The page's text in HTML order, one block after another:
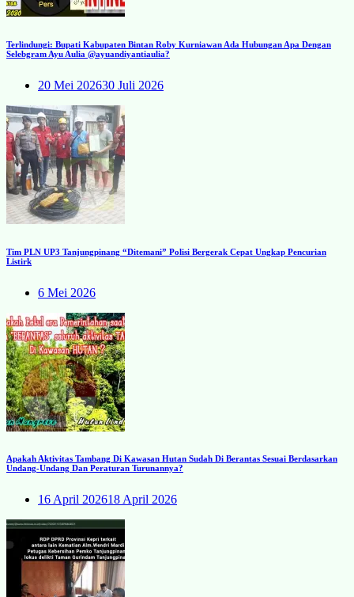
Terlindungi: Bupati Kabupaten Bintan Roby Kurniawan Ada Hubungan Apa Dengan
Selebgram Ayu Aulia @ayuandiyantiaulia?
20 Mei 202630 Juli 2026
Tim PLN UP3 Tanjungpinang “Ditemani” Polisi Bergerak Cepat Ungkap Pencurian
Listirk
6 Mei 2026
Apakah Aktivitas Tambang Di Kawasan Hutan Sudah Di Berantas Sesuai Berdasarkan
Undang-Undang Dan Peraturan Turunannya?
16 April 202618 April 2026